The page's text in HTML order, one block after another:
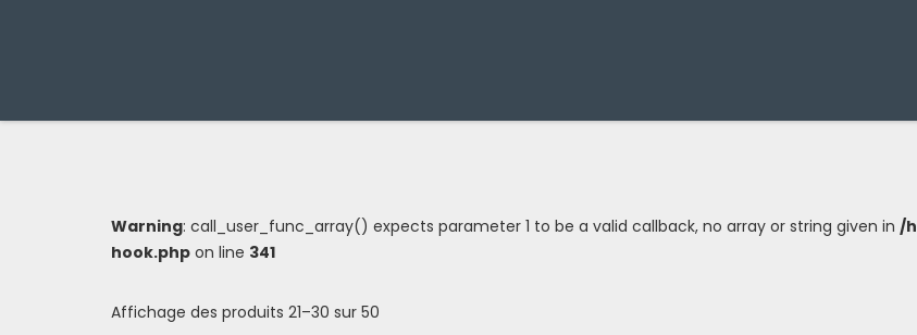
Warning: call_user_func_array() expects parameter 1 to be a valid callback, no array or string given in /
hook.php on line 341
Affichage des produits 21–30 sur 50